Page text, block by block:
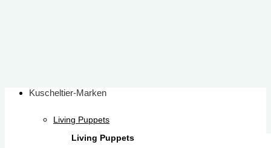
Kuscheltier-Marken
Living Puppets
Living Puppets